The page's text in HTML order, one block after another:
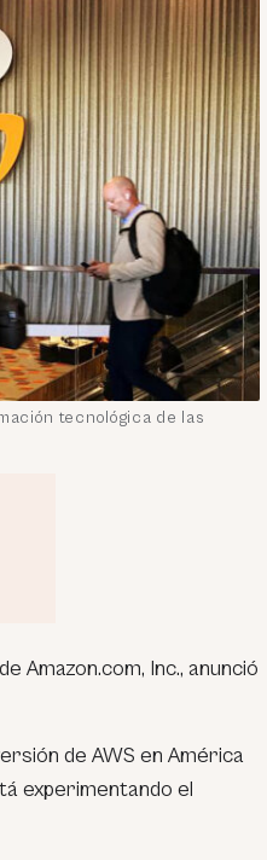
tecnológica de las
Amazon.com, Inc., anunció
de AWS en América
experimentando el